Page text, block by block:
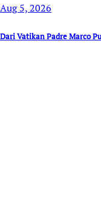
Aug 5, 2026
Dari Vatikan Padre Marco